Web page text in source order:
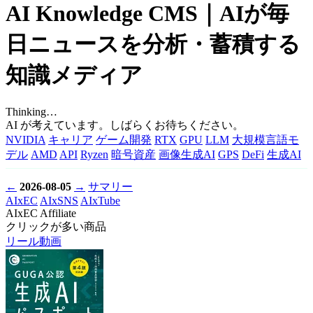
AI Knowledge CMS｜AIが毎
日ニュースを分析・蓄積する
知識メディア
Thinking…
AI が考えています。しばらくお待ちください。
NVIDIA キャリア ゲーム開発 RTX GPU LLM 大規模言語モ
デル AMD API Ryzen 暗号資産 画像生成AI GPS DeFi 生成AI
← 2026-08-05 → サマリー
AIxEC AIxSNS AIxTube
AIxEC Affiliate
クリックが多い商品
リール動画